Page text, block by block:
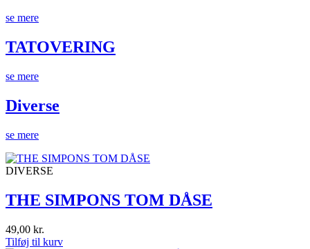
se mere
TATOVERING
se mere
Diverse
se mere
DIVERSE
THE SIMPONS TOM DÅSE
49,00 kr.
Tilføj til kurv